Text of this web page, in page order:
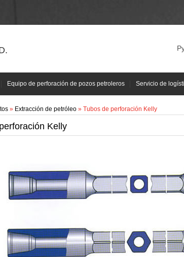
Equipo de perforación de pozos petroleros Servicio de
» Extracción de petróleo » Tubos de perforación Kelly
Kelly